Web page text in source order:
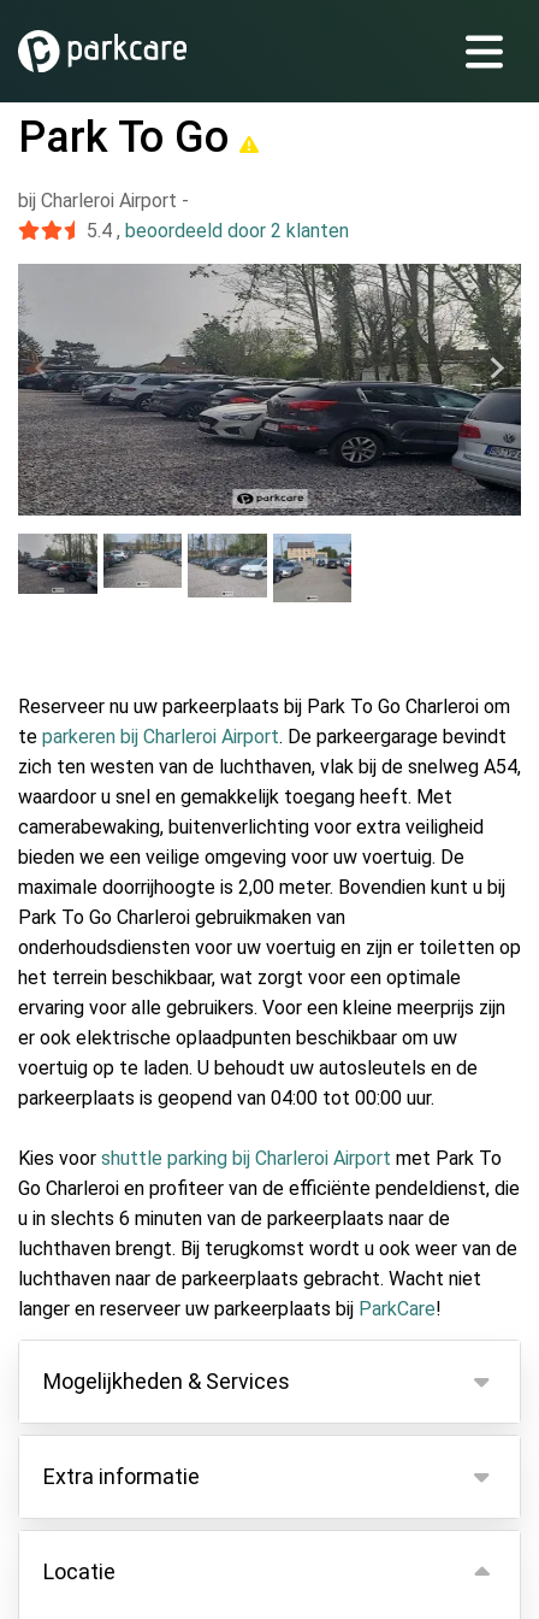
Park To Go
bij Charleroi Airport -
5.4 , beoordeeld door 2 klanten
Reserveer nu uw parkeerplaats bij Park To Go Charleroi om
te parkeren bij Charleroi Airport. De parkeergarage bevindt
zich ten westen van de luchthaven, vlak bij de snelweg A54,
waardoor u snel en gemakkelijk toegang heeft. Met
camerabewaking, buitenverlichting voor extra veiligheid
bieden we een veilige omgeving voor uw voertuig. De
maximale doorrijhoogte is 2,00 meter. Bovendien kunt u bij
Park To Go Charleroi gebruikmaken van
onderhoudsdiensten voor uw voertuig en zijn er toiletten op
het terrein beschikbaar, wat zorgt voor een optimale
ervaring voor alle gebruikers. Voor een kleine meerprijs zijn
er ook elektrische oplaadpunten beschikbaar om uw
voertuig op te laden. U behoudt uw autosleutels en de
parkeerplaats is geopend van 04:00 tot 00:00 uur.
Kies voor shuttle parking bij Charleroi Airport met Park To
Go Charleroi en profiteer van de efficiënte pendeldienst, die
u in slechts 6 minuten van de parkeerplaats naar de
luchthaven brengt. Bij terugkomst wordt u ook weer van de
luchthaven naar de parkeerplaats gebracht. Wacht niet
langer en reserveer uw parkeerplaats bij ParkCare!
Mogelijkheden & Services
Mogelijkheden
Binnen parkeren
Autosleutels behouden
Asfalt of bestrating
Extra informatie
De pendeldienst is inbegrepen voor 4 personen.
Voor elke extra persoon betaalt u een toeslag van
Locatie